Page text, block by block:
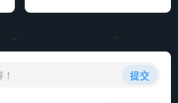
提交